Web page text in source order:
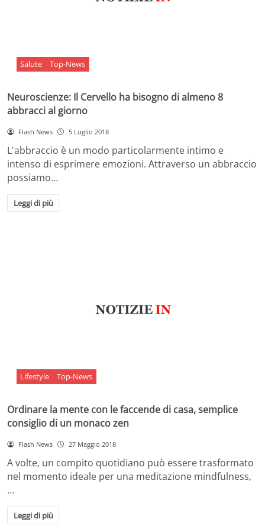
Salute Top-News
Neuroscienze: Il Cervello ha bisogno di almeno 8
abbracci al giorno
Flash News 5 Luglio 2018
L'abbraccio è un modo particolarmente intimo e
intenso di esprimere emozioni. Attraverso un abbraccio
possiamo…
Leggi di più
Lifestyle Top-News
Ordinare la mente con le faccende di casa, semplice
consiglio di un monaco zen
Flash News 27 Maggio 2018
A volte, un compito quotidiano può essere trasformato
nel momento ideale per una meditazione mindfulness,
…
Leggi di più